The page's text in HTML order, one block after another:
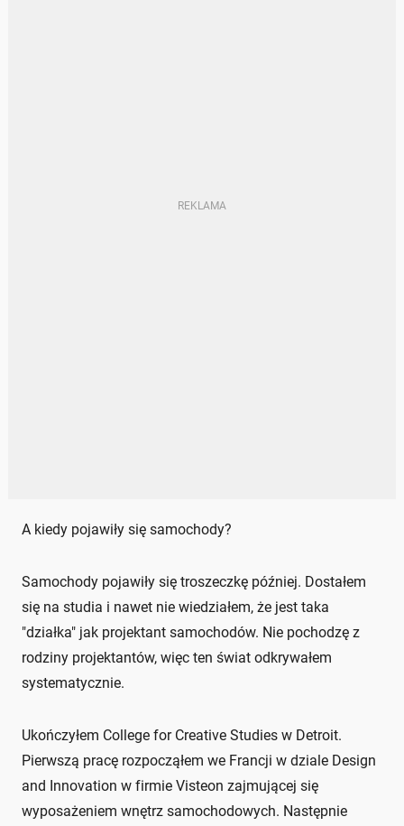
A kiedy pojawiły się samochody?
Samochody pojawiły się troszeczkę później. Dostałem
się na studia i nawet nie wiedziałem, że jest taka
"działka" jak projektant samochodów. Nie pochodzę z
rodziny projektantów, więc ten świat odkrywałem
systematycznie.
Ukończyłem College for Creative Studies w Detroit.
Pierwszą pracę rozpocząłem we Francji w dziale Design
and Innovation w firmie Visteon zajmującej się
wyposażeniem wnętrz samochodowych. Następnie